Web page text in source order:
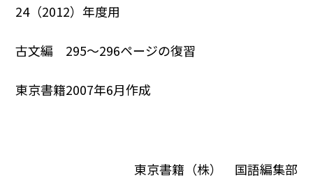
24（2012）年度用
古文編 295～296ページの復習
東京書籍2007年6月作成
東京書籍（株） 国語編集部